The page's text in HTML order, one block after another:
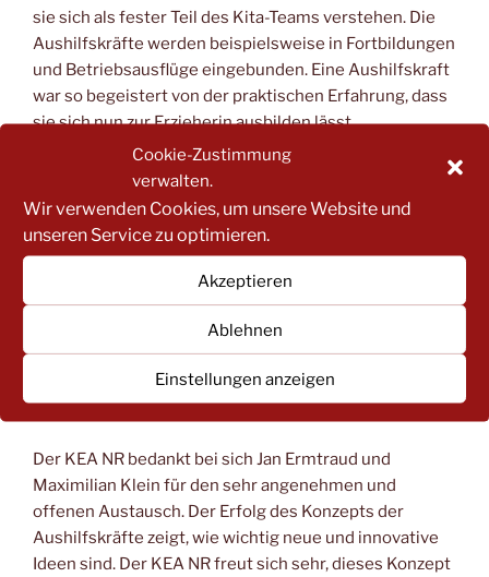
Cookie-Zustimmung
verwalten.
Wir verwenden Cookies, um unsere Website und
unseren Service zu optimieren.
Akzeptieren
Ablehnen
Einstellungen anzeigen
sie sich als fester Teil des Kita-Teams verstehen. Die
Aushilfskräfte werden beispielsweise in Fortbildungen
und Betriebsausflüge eingebunden. Eine Aushilfskraft
war so begeistert von der praktischen Erfahrung, dass
sie sich nun zur Erzieherin ausbilden lässt.
Bei all den positiven Effekten bleibt dennoch ein
Wunsch aus der Praxis. Das Landesjugendamt
refinanziert die Stunden der Aushilfskräfte, sofern sie
innerhalb des genehmigten Stellenschlüssels liegt.
„Wir würden uns wünschen, dass das Land uns bei
solchen Konzepten noch mehr unterstützt und auch
über den Stellenschlüssel hinaus noch Personal
finanziert“ sagt Klein. Dies wäre insbesondere in
Krankheitszeiten, in denen viele Aushilfsstunden zum
Einsatz kommen, sehr wichtig.
Der KEA NR bedankt bei sich Jan Ermtraud und
Maximilian Klein für den sehr angenehmen und
offenen Austausch. Der Erfolg des Konzepts der
Aushilfskräfte zeigt, wie wichtig neue und innovative
Ideen sind. Der KEA NR freut sich sehr, dieses Konzept